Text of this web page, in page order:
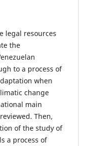
legal resources
the
to a process of
when
change
main
Then,
of the study of
a process of